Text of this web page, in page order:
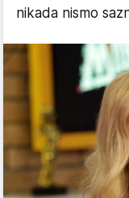
nikada nismo